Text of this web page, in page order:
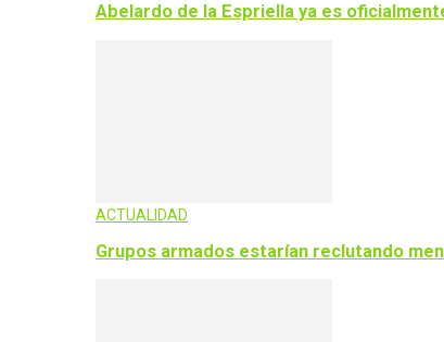
Abelardo de la Espriella ya es
ACTUALIDAD
Grupos armados estarían reclutando